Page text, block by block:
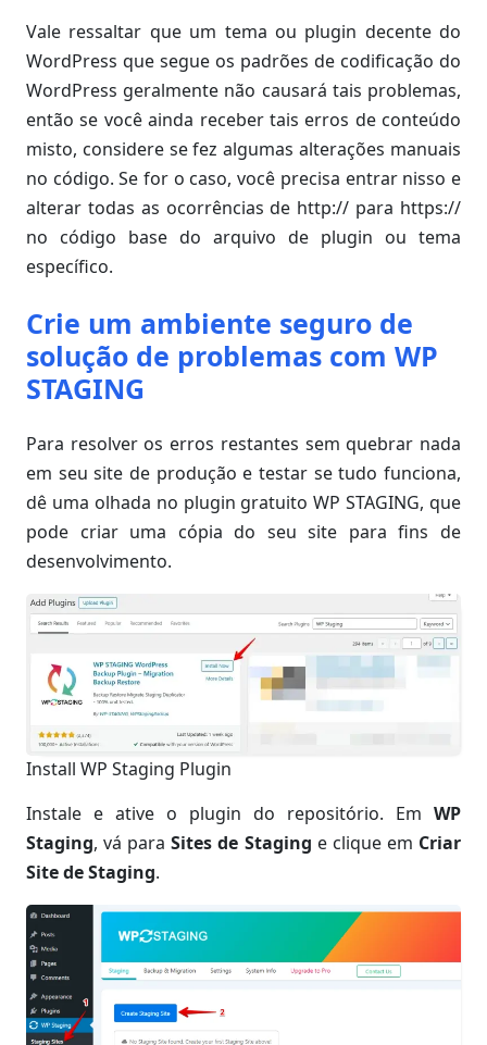
Vale ressaltar que um tema ou plugin decente do
WordPress que segue os padrões de codificação do
WordPress geralmente não causará tais problemas,
então se você ainda receber tais erros de conteúdo
misto, considere se fez algumas alterações manuais
no código. Se for o caso, você precisa entrar nisso e
alterar todas as ocorrências de http:// para https://
no código base do arquivo de plugin ou tema
específico.
Crie um ambiente seguro de
solução de problemas com WP
STAGING
Para resolver os erros restantes sem quebrar nada
em seu site de produção e testar se tudo funciona,
dê uma olhada no plugin gratuito WP STAGING, que
pode criar uma cópia do seu site para fins de
desenvolvimento.
Install WP Staging Plugin
Instale e ative o plugin do repositório. Em WP
Staging, vá paraSites de Staging e clique em Criar
Site de Staging.